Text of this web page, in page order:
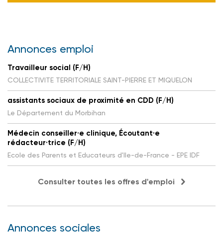
Annonces emploi
Travailleur social (F/H)
COLLECTIVITE TERRITORIALE SAINT-PIERRE ET MIQUELON
assistants sociaux de proximité en CDD (F/H)
Le Département du Morbihan
Médecin conseiller·e clinique, Écoutant·e
rédacteur·trice (F/H)
Ecole des Parents et Educateurs d'Ile-de-France - EPE IDF
Consulter toutes les offres d'emploi
Annonces sociales